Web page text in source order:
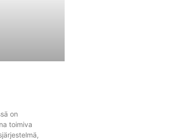
on
toimiva